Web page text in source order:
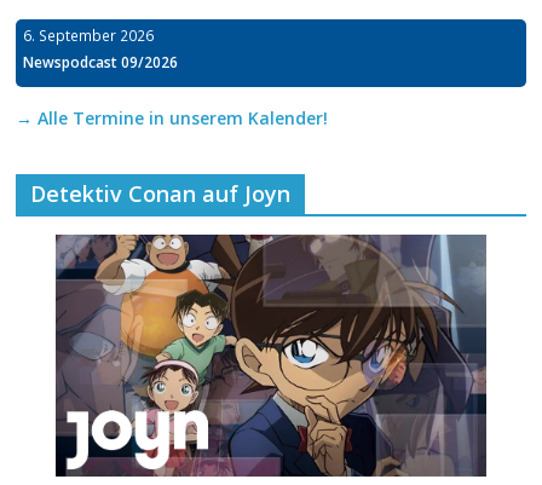
6. September 2026
Newspodcast 09/2026
→ Alle Termine in unserem Kalender!
Detektiv Conan auf Joyn